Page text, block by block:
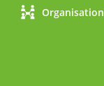
Organisation